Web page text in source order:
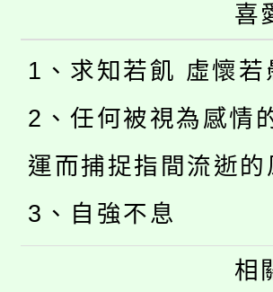
喜
1、求知若飢 虛懷若
2、任何被視為感情
運而捕捉指間流逝的
3、自強不息
相